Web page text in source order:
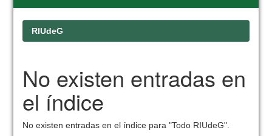
RIUdeG
No existen entradas en
el índice
No existen entradas en el índice para "Todo RIUdeG".